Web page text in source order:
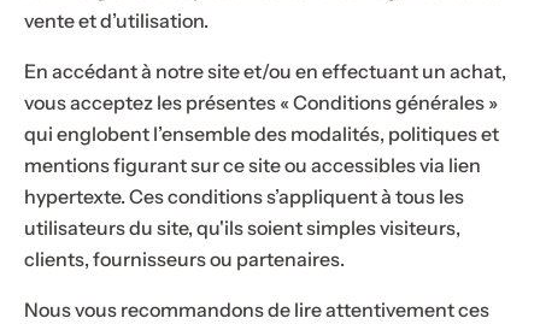
r
u
m
,
p
a
r
vente et d’utilisation.
En accédant à notre site et/ou en effectuant un achat,
vous acceptez les présentes « Conditions générales »
qui englobent l’ensemble des modalités, politiques et
mentions figurant sur ce site ou accessibles via lien
hypertexte. Ces conditions s’appliquent à tous les
utilisateurs du site, qu'ils soient simples visiteurs,
clients, fournisseurs ou partenaires.
Nous vous recommandons de lire attentivement ces